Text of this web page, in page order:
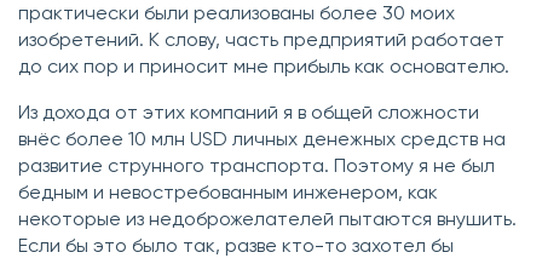
практически были реализованы более 30 моих
изобретений. К слову, часть предприятий работает
до сих пор и приносит мне прибыль как основателю.
Из дохода от этих компаний я в общей сложности
внёс более 10 млн USD личных денежных средств на
развитие струнного транспорта. Поэтому я не был
бедным и невостребованным инженером, как
некоторые из недоброжелателей пытаются внушить.
Если бы это было так, разве кто-то захотел бы